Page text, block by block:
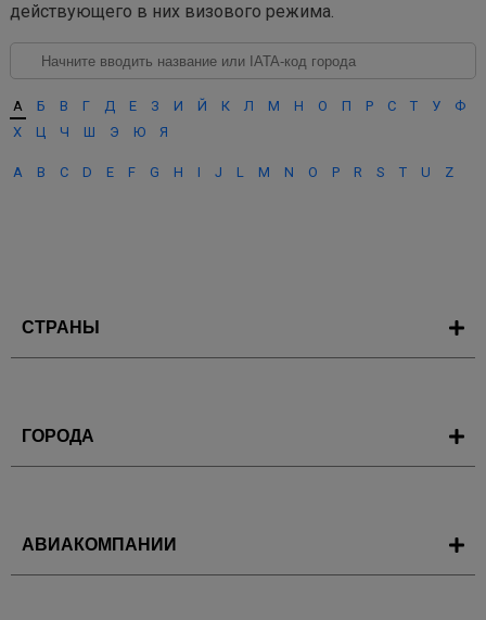
действующего в них визового режима.
А Б В Г Д Е З И Й К Л М Н О П Р С Т У
Ф
Х
Ц Ч Ш Э Ю Я
A B C D E F G H I J L M N O P R S T U Z
СТРАНЫ
ГОРОДА
АВИАКОМПАНИИ